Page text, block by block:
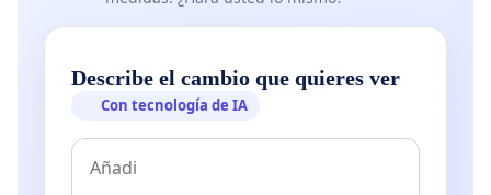
Describe el cambio que quieres ver
Con tecnología de IA